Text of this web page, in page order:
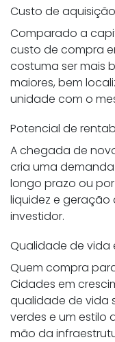
Custo de
Comparado a
custo de compra
costuma ser mais
maiores, bem
unidade com o
Potencial de
A chegada de
cria uma
longo prazo ou
liquidez e
investidor.
Qualidade de vida
Quem compra
Cidades em
qualidade de vida
verdes e um estilo
mão da